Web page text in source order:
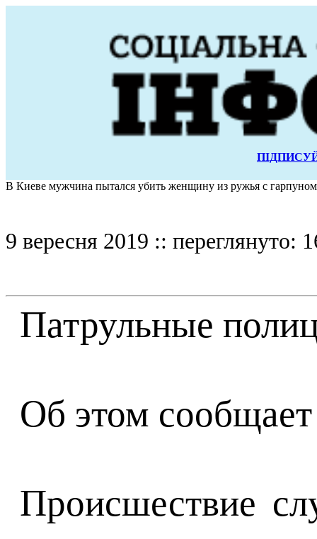
В Киеве мужчина пытался убить женщину из ружья с гарпуном
9 вересня 2019 :: переглянуто:
Патрульные
Об этом
Происшествие